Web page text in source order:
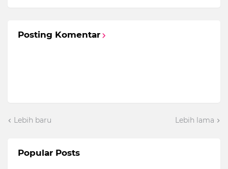
Posting Komentar
Lebih baru Lebih lama
Popular Posts